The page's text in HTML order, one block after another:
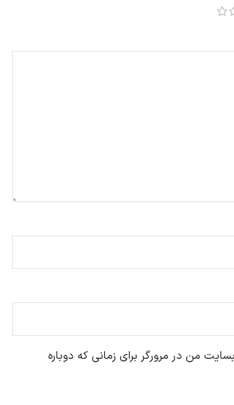
من در مرورگر برای زمانی که دوباره